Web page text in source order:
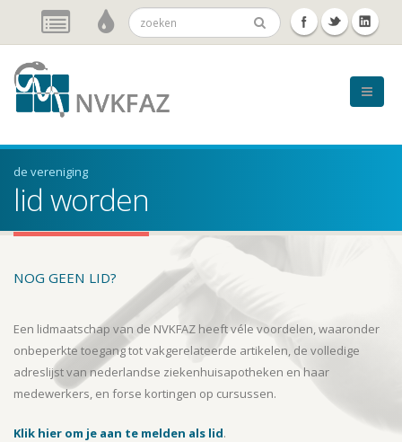
de vereniging
lid worden
NOG GEEN LID?
Een lidmaatschap van de NVKFAZ heeft véle voordelen, waaronder
onbeperkte toegang tot vakgerelateerde artikelen, de volledige
adreslijst van nederlandse ziekenhuisapotheken en haar
medewerkers, en forse kortingen op cursussen.
Klik hier om je aan te melden als lid.